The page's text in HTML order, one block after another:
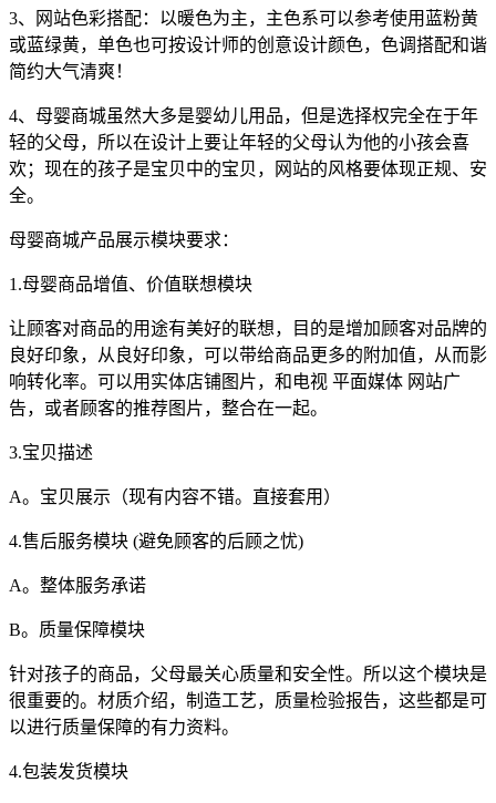
3、网站色彩搭配：以暖色为主，主色系可以参考使用蓝粉黄
或蓝绿黄，单色也可按设计师的创意设计颜色，色调搭配和谐
简约大气清爽！
4、母婴商城虽然大多是婴幼儿用品，但是选择权完全在于年
轻的父母，所以在设计上要让年轻的父母认为他的小孩会喜
欢；现在的孩子是宝贝中的宝贝，网站的风格要体现正规、安
全。
母婴商城产品展示模块要求：
1.母婴商品增值、价值联想模块
让顾客对商品的用途有美好的联想，目的是增加顾客对品牌的
良好印象，从良好印象，可以带给商品更多的附加值，从而影
响转化率。可以用实体店铺图片，和电视 平面媒体 网站广
告，或者顾客的推荐图片，整合在一起。
3.宝贝描述
A。宝贝展示（现有内容不错。直接套用）
4.售后服务模块 (避免顾客的后顾之忧)
A。整体服务承诺
B。质量保障模块
针对孩子的商品，父母最关心质量和安全性。所以这个模块是
很重要的。材质介绍，制造工艺，质量检验报告，这些都是可
以进行质量保障的有力资料。
4.包装发货模块